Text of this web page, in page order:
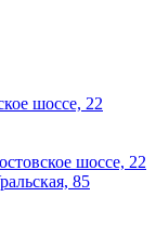
шоссе, 22
шоссе, 22
85